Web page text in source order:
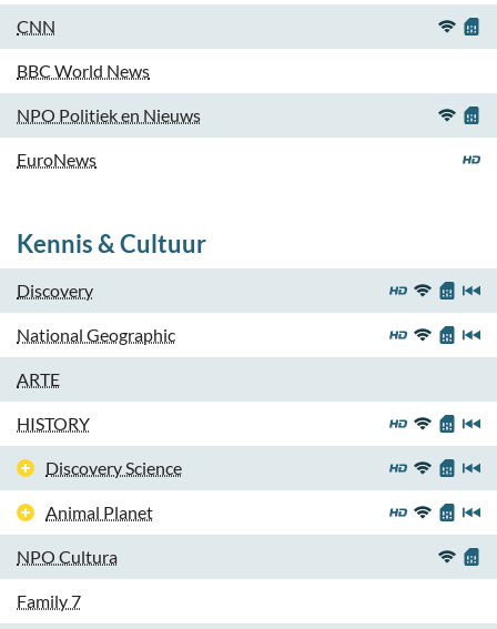
CNN
BBC World News
NPO Politiek en Nieuws
EuroNews
Kennis & Cultuur
Discovery
National Geographic
ARTE
HISTORY
Discovery Science
Animal Planet
NPO Cultura
Family 7